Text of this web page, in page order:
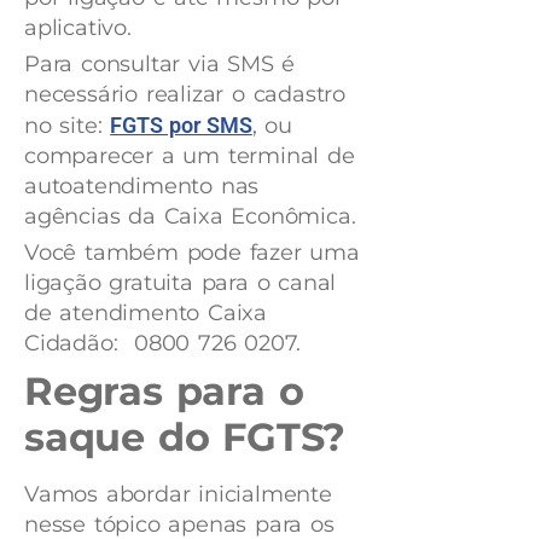
aplicativo.
Para consultar via SMS é
necessário realizar o cadastro
no site: FGTS por SMS, ou
comparecer a um terminal de
autoatendimento nas
agências da Caixa Econômica.
Você também pode fazer uma
ligação gratuita para o canal
de atendimento Caixa
Cidadão: 0800 726 0207.
Regras para o
saque do FGTS?
Vamos abordar inicialmente
nesse tópico apenas para os